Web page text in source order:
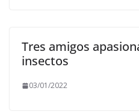
Tres amigos
insectos
03/01/2022